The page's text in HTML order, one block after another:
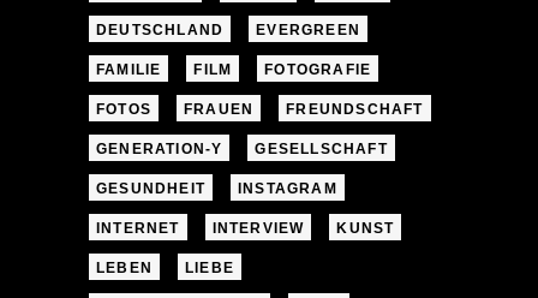
DEUTSCHLAND EVERGREEN
FAMILIE FILM FOTOGRAFIE
FOTOS FRAUEN FREUNDSCHAFT
GENERATION-Y GESELLSCHAFT
GESUNDHEIT INSTAGRAM
INTERNET INTERVIEW KUNST
LEBEN LIEBE